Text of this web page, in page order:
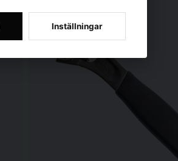
Inställningar